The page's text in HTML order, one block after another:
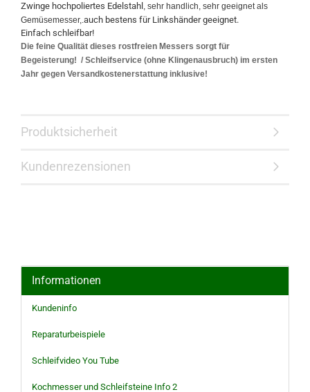
Zwinge hochpoliertes Edelstahl , sehr handlich, sehr geeignet als
Gemüsemesser,.auch bestens für Linkshänder geeignet.
Einfach schleifbar!
Die feine Qualität dieses rostfreien Messers sorgt für
Begeisterung! / Schleifservice (ohne Klingenausbruch) im ersten
Jahr gegen Versandkostenerstattung inklusive!
Produktsicherheit
Kundenrezensionen
Informationen
Kundeninfo
Reparaturbeispiele
Schleifvideo You Tube
Kochmesser und Schleifsteine Info 2